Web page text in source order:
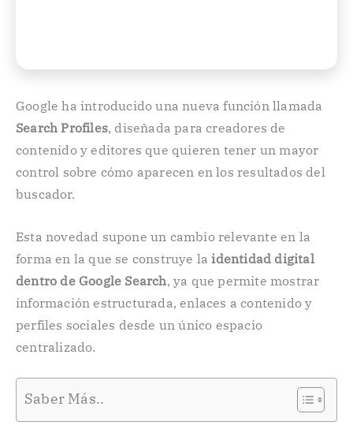
Google ha introducido una nueva función llamada
Search Profiles, diseñada para creadores de
contenido y editores que quieren tener un mayor
control sobre cómo aparecen en los resultados del
buscador.
Esta novedad supone un cambio relevante en la
forma en la que se construye laidentidad digital
dentro de Google Search, ya que permite mostrar
información estructurada, enlaces a contenido y
perfiles sociales desde un único espacio
centralizado.
Saber Más..